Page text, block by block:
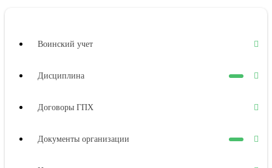
Воинский учет
Дисциплина
Договоры ГПХ
Документы организации